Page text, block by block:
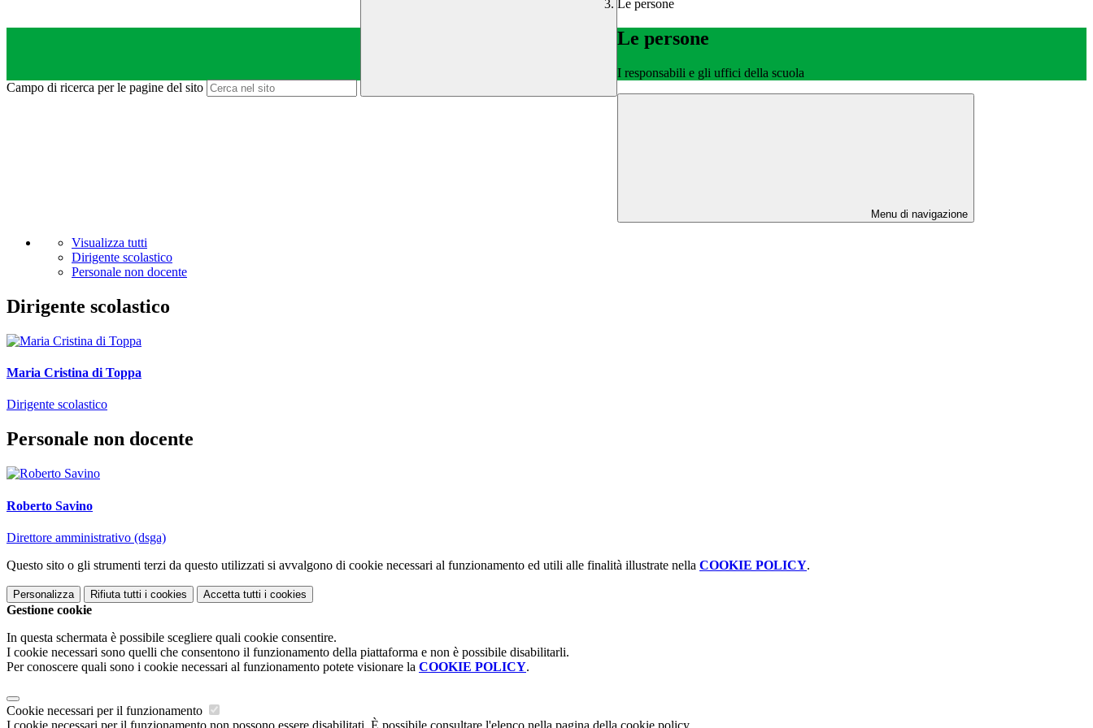
Campo di ricerca per le pagine del sito
Le persone
Le persone
I responsabili e gli uffici della scuola
Menu di navigazione
Visualizza tutti
Dirigente scolastico
Personale non docente
Dirigente scolastico
Maria Cristina di Toppa
Dirigente scolastico
Personale non docente
Roberto Savino
Direttore amministrativo (dsga)
Questo sito o gli strumenti terzi da questo utilizzati si avvalgono di cookie necessari al funzionamento ed utili alle finalità illustrate nella COOKIE POLICY.
Personalizza Rifiuta tutti i cookies Accetta tutti i cookies
Gestione cookie
In questa schermata è possibile scegliere quali cookie consentire.
I cookie necessari sono quelli che consentono il funzionamento della piattaforma e non è possibile disabilitarli.
Per conoscere quali sono i cookie necessari al funzionamento potete visionare la COOKIE POLICY.
Cookie necessari per il funzionamento
I cookie necessari per il funzionamento non possono essere disabilitati. È possibile consultare l'elenco nella pagina della cookie policy.